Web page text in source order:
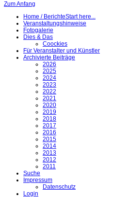
Zum Anfang
Home / BerichteStart here...
Veranstaltungshinweise
Fotogalerie
Dies & Das
Coockies
Für Veranstalter und Künstler
Archivierte Beiträge
2026
2025
2024
2023
2022
2021
2020
2019
2018
2017
2016
2015
2014
2013
2012
2011
Suche
Impressum
Datenschutz
Login